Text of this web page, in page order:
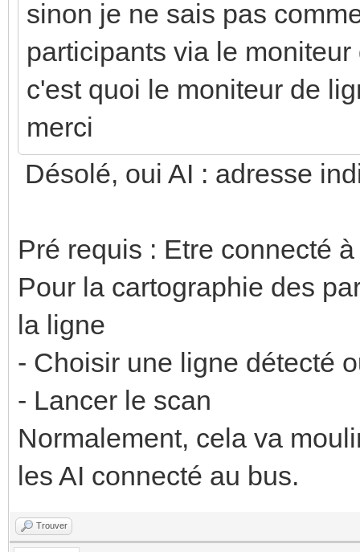
sinon je ne sais pas
participants via le moniteur
c'est quoi le moniteur de
merci
Désolé, oui AI : adresse
Pré requis : Etre connecté
Pour la cartographie des
la ligne
- Choisir une ligne détecté
- Lancer le scan
Normalement, cela va
les AI connecté au bus.
Trouver